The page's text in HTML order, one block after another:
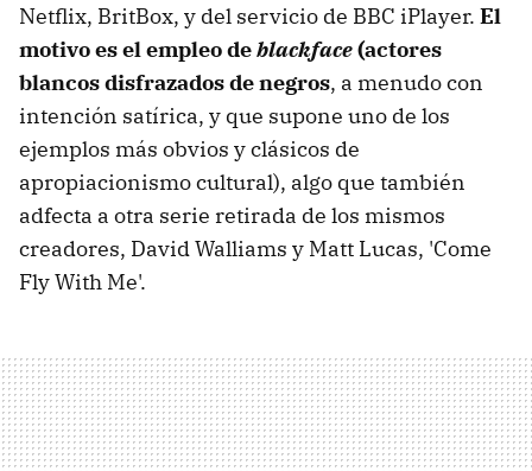
Netflix, BritBox, y del servicio de BBC iPlayer. El
motivo es el empleo deblackface(actores
blancos disfrazados de negros, a menudo con
intención satírica, y que supone uno de los
ejemplos más obvios y clásicos de
apropiacionismo cultural), algo que también
adfecta a otra serie retirada de los mismos
creadores, David Walliams y Matt Lucas, 'Come
Fly With Me'.